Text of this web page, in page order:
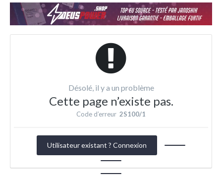
Désolé, il y a un problème
Cette page n’existe pas.
Code d’erreur 2S100/1
Utilisateur existant ? Connexion